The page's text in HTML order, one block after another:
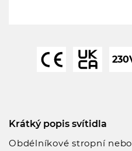
Krátký popis svítidla
Obdélníkové stropní